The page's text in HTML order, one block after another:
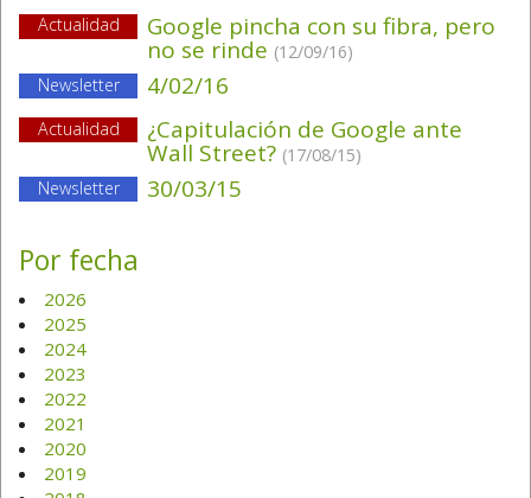
Actualidad Google pincha con su fibra, pero
no se rinde (12/09/16)
Newsletter
4/02/16
Actualidad ¿Capitulación de Google ante
Wall Street? (17/08/15)
Newsletter
30/03/15
Por fecha
2026
2025
2024
2023
2022
2021
2020
2019